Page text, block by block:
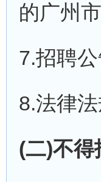
的广州
7.招聘
8.法律
(二)不得